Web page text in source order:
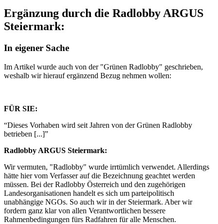
Ergänzung durch die Radlobby ARGUS
Steiermark:
In eigener Sache
Im Artikel wurde auch von der "Grünen Radlobby" geschrieben,
weshalb wir hierauf ergänzend Bezug nehmen wollen:
FÜR SIE:
“Dieses Vorhaben wird seit Jahren von der Grünen Radlobby
betrieben [...]”
Radlobby ARGUS Steiermark:
Wir vermuten, "Radlobby" wurde irrtümlich verwendet. Allerdings
hätte hier vom Verfasser auf die Bezeichnung geachtet werden
müssen. Bei der Radlobby Österreich und den zugehörigen
Landesorganisationen handelt es sich um parteipolitisch
unabhängige NGOs. So auch wir in der Steiermark. Aber wir
fordern ganz klar von allen Verantwortlichen bessere
Rahmenbedingungen fürs Radfahren für alle Menschen.